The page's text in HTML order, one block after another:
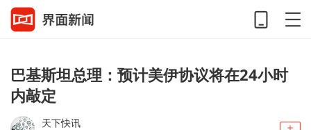
巴基斯坦总理：预计美伊协议将在24小时
内敲定
天下快讯